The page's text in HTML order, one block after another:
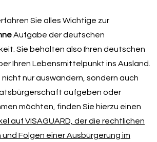
Sie alles Wichtige zur
Aufgabe der deutschen
Sie behalten also Ihren deutschen
Ihren Lebensmittelpunkt ins Ausland.
nur auswandern, sondern auch
aufgeben oder
möchten, finden Sie hierzu einen
auf VISAGUARD, der die rechtlichen
Folgen einer Ausbürgerung im